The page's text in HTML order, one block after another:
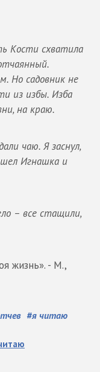
Кости схватила
Но садовник не
из избы. Изба
на краю.
чаю. Я заснул,
Игнашка и
– все стащили,
жизнь». - М.,
#я читаю